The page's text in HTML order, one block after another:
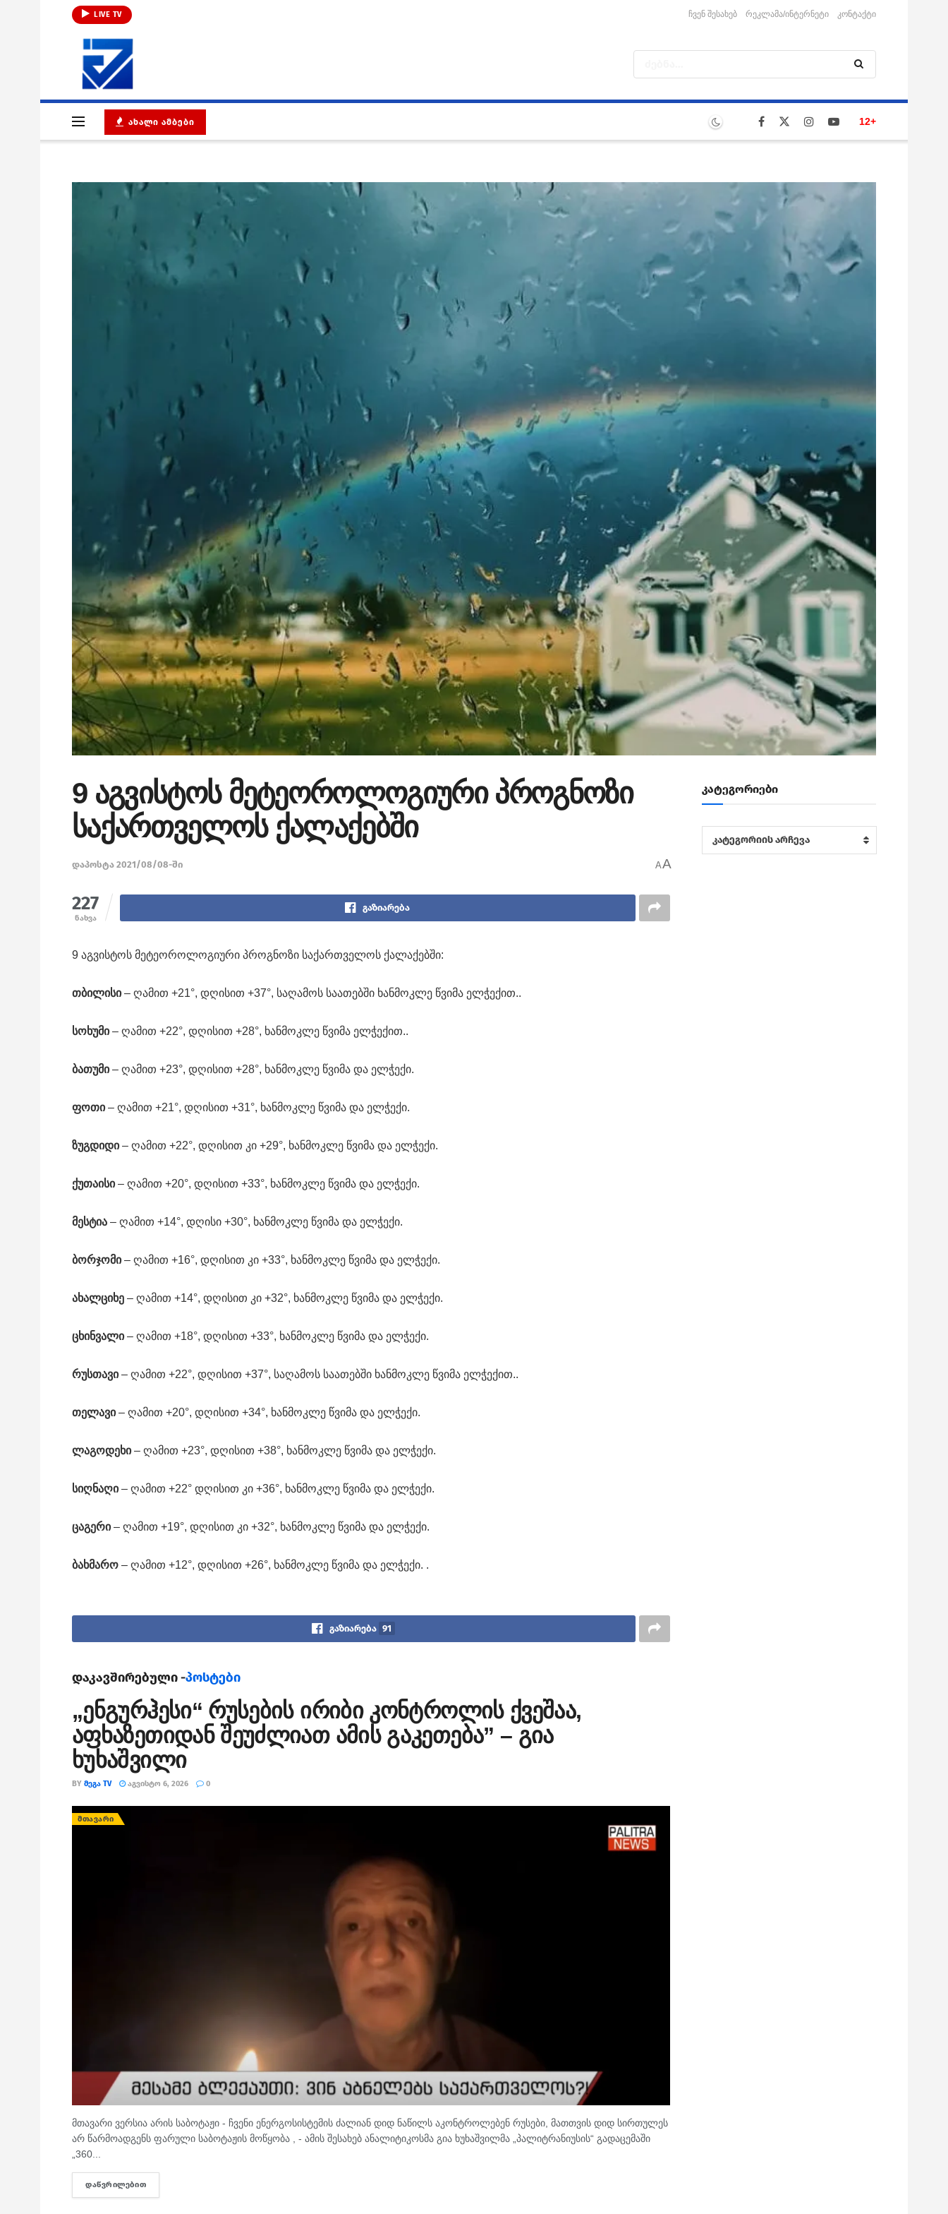
LIVE TV ჩვენ შესახებ რეკლამა/ინტერნეტი კონტაქტი
ᲐᲮᲐᲚᲘ ᲐᲛᲑᲔᲑᲘ 12+
9 აგვისტოს მეტეოროლოგიური პროგნოზი
საქართველოს ქალაქებში
დაპოსტა 2021/08/08-ში AA
227
ნახვა
გაზიარება
9 აგვისტოს მეტეოროლოგიური პროგნოზი საქართველოს ქალაქებში:
თბილისი– ღამით +21°, დღისით +37°, საღამოს საათებში ხანმოკლე წვიმა ელჭექით..
სოხუმი– ღამით +22°, დღისით +28°, ხანმოკლე წვიმა ელჭექით..
ბათუმი– ღამით +23°, დღისით +28°, ხანმოკლე წვიმა და ელჭექი.
ფოთი– ღამით +21°, დღისით +31°, ხანმოკლე წვიმა და ელჭექი.
ზუგდიდი– ღამით +22°, დღისით კი +29°, ხანმოკლე წვიმა და ელჭექი.
ქუთაისი– ღამით +20°, დღისით +33°, ხანმოკლე წვიმა და ელჭექი.
მესტია – ღამით +14°, დღისი +30°, ხანმოკლე წვიმა და ელჭექი.
ბორჯომი– ღამით +16°, დღისით კი +33°, ხანმოკლე წვიმა და ელჭექი.
ახალციხე – ღამით +14°, დღისით კი +32°, ხანმოკლე წვიმა და ელჭექი.
ცხინვალი– ღამით +18°, დღისით +33°, ხანმოკლე წვიმა და ელჭექი.
რუსთავი– ღამით +22°, დღისით +37°, საღამოს საათებში ხანმოკლე წვიმა ელჭექით..
თელავი– ღამით +20°, დღისით +34°, ხანმოკლე წვიმა და ელჭექი.
ლაგოდეხი– ღამით +23°, დღისით +38°, ხანმოკლე წვიმა და ელჭექი.
სიღნაღი– ღამით +22° დღისით კი +36°, ხანმოკლე წვიმა და ელჭექი.
ცაგერი– ღამით +19°, დღისით კი +32°, ხანმოკლე წვიმა და ელჭექი.
ბახმარო – ღამით +12°, დღისით +26°, ხანმოკლე წვიმა და ელჭექი. .
გაზიარება 91
დაკავშირებული -პოსტები
„ენგურჰესი“ რუსების ირიბი კონტროლის ქვეშაა,
აფხაზეთიდან შეუძლიათ ამის გაკეთება” – გია
ხუხაშვილი
BY ᲛᲔᲒᲐ TV ᲐᲒᲕᲘᲡᲢᲝ 6, 2026 0
ᲛᲗᲐᲕᲐᲠᲘ
მთავარი ვერსია არის საბოტაჟი - ჩვენი ენერგოსისტემის ძალიან დიდ ნაწილს აკონტროლებენ რუსები, მათთვის დიდ სირთულეს
არ წარმოადგენს ფარული საბოტაჟის მოწყობა , - ამის შესახებ ანალიტიკოსმა გია ხუხაშვილმა „პალიტრანიუსის“ გადაცემაში
„360...
ᲓᲐᲬᲕᲠᲘᲚᲔᲑᲘᲗ
კატეგორიები
კატეგორიები
კატეგორიის არჩევა